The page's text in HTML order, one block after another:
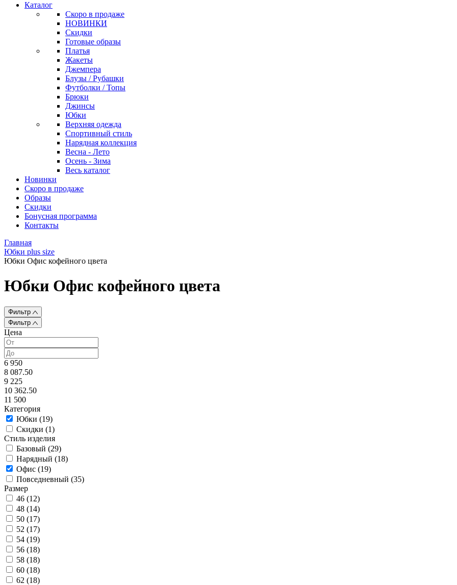
Каталог
Скоро в продаже
НОВИНКИ
Скидки
Готовые образы
Платья
Жакеты
Джемпера
Блузы / Рубашки
Футболки / Топы
Брюки
Джинсы
Юбки
Верхняя одежда
Спортивный стиль
Нарядная коллекция
Весна - Лето
Осень - Зима
Весь каталог
Новинки
Скоро в продаже
Образы
Скидки
Бонусная программа
Контакты
Главная
Юбки plus size
Юбки Офис кофейного цвета
Юбки Офис кофейного цвета
Фильтр
Фильтр
Цена
6 950
8 087.50
9 225
10 362.50
11 500
Категория
Юбки (19)
Скидки (1)
Стиль изделия
Базовый (29)
Нарядный (18)
Офис (19)
Повседневный (35)
Размер
46 (12)
48 (14)
50 (17)
52 (17)
54 (19)
56 (18)
58 (18)
60 (18)
62 (18)